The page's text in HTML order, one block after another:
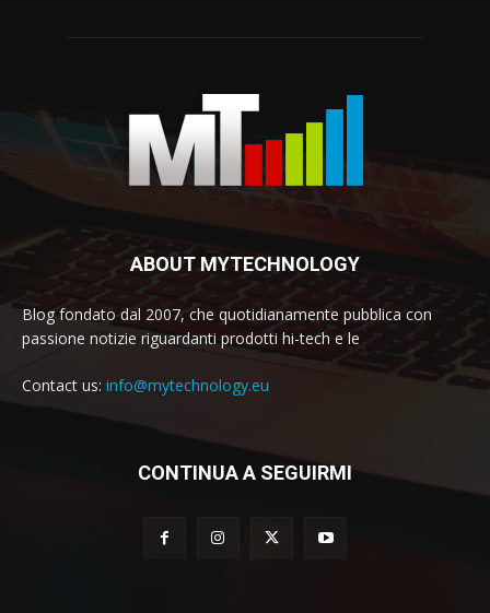
ABOUT MYTECHNOLOGY
Blog fondato dal 2007, che quotidianamente pubblica con
passione notizie riguardanti prodotti hi-tech e le
Contact us: info@mytechnology.eu
CONTINUA A SEGUIRMI